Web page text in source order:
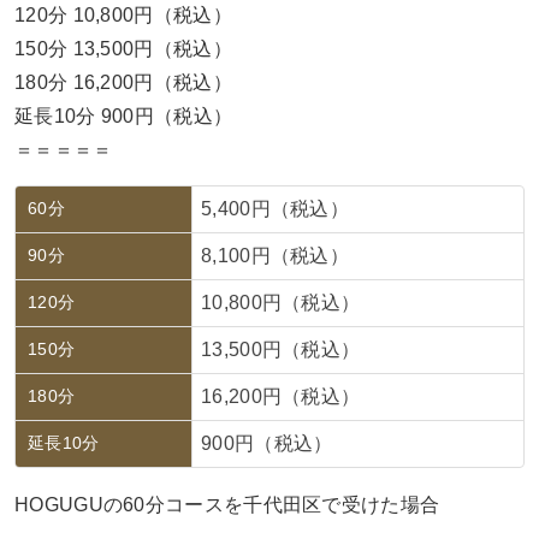
120分 10,800円（税込）
150分 13,500円（税込）
180分 16,200円（税込）
延長10分 900円（税込）
＝＝＝＝＝
60分 5,400円（税込）
90分 8,100円（税込）
120分 10,800円（税込）
150分 13,500円（税込）
180分 16,200円（税込）
延長10分 900円（税込）
HOGUGUの60分コースを千代田区で受けた場合